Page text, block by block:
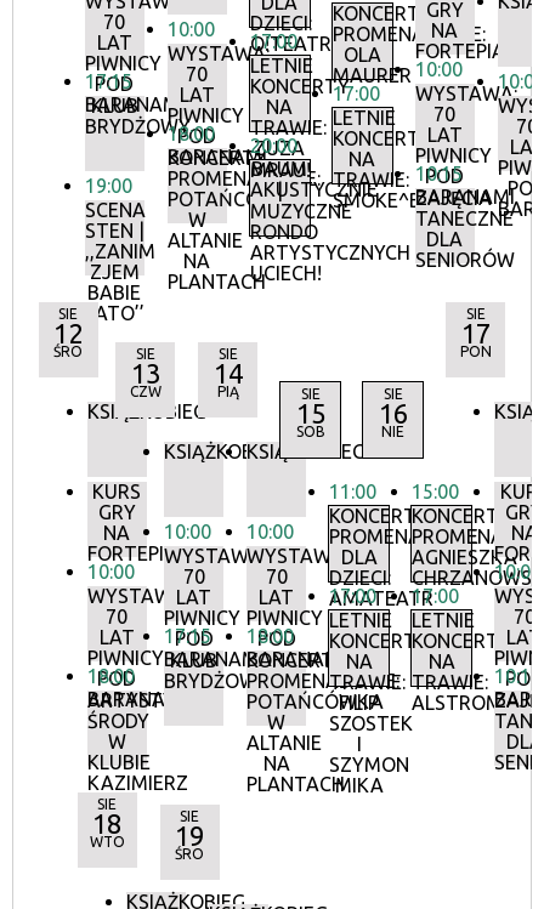
70
LAT
PIWNICY
POD
BARANAMI
17:15
KLUB
BRYDŻOWY
19:00
SCENA
STEN |
,,ZANIM
ZJEM
BABIE
LATO’’
10:00
WYSTAWA:
70
LAT
PIWNICY
POD
BARANAMI
18:00
KONCERTY
PROMENADOWE:
POTAŃCÓWKA
W
ALTANIE
NA
PLANTACH
DZIECI:
O!TEATR
17:00
LETNIE
KONCERTY
NA
TRAWIE:
ZUZA
BAUM
AKUSTYCZNIE
20:00
MRAU!
|
MUZYCZNE
RONDO
ARTYSTYCZNYCH
UCIECH!
KONCERTY
PROMENADOWE:
OLA
MAURER
17:00
LETNIE
KONCERTY
NA
TRAWIE:
SMOKE^BLUES
GRY
NA
FORTEPIANIE
10:00
WYSTAWA:
70
LAT
PIWNICY
POD
BARANAMI
10:15
ZAJĘCIA
TANECZNE
DLA
SENIORÓW
10:00
70
LAT
SIE
12
ŚRO
KSIĄŻKOBIEG
KURS
GRY
NA
FORTEPIANIE
10:00
WYSTAWA:
70
LAT
PIWNICY
POD
BARANAMI
18:00
ARTYSTYCZNE
ŚRODY
W
KLUBIE
KAZIMIERZ
SIE
13
CZW
KSIĄŻKOBIEG
10:00
WYSTAWA:
70
LAT
PIWNICY
POD
BARANAMI
17:15
KLUB
BRYDŻOWY
SIE
14
PIĄ
KSIĄŻKOBIEG
10:00
WYSTAWA:
70
LAT
PIWNICY
POD
BARANAMI
18:00
KONCERTY
PROMENADOWE:
POTAŃCÓWKA
W
ALTANIE
NA
PLANTACH
SIE
15
SOB
11:00
KONCERTY
PROMENADOWE
DLA
DZIECI:
AMATEATR
17:00
LETNIE
KONCERTY
NA
TRAWIE:
FILIP
SZOSTEK
I
SZYMON
MIKA
SIE
16
NIE
15:00
KONCERTY
AGNIESZKA
17:00
LETNIE
KONCERTY
NA
TRAWIE:
ALSTROMERIE
SIE
17
PON
GRY
NA
10:00
70
LAT
POD
10:15
DLA
SIE
18
WTO
KSIĄŻKOBIEG
SIE
19
ŚRO